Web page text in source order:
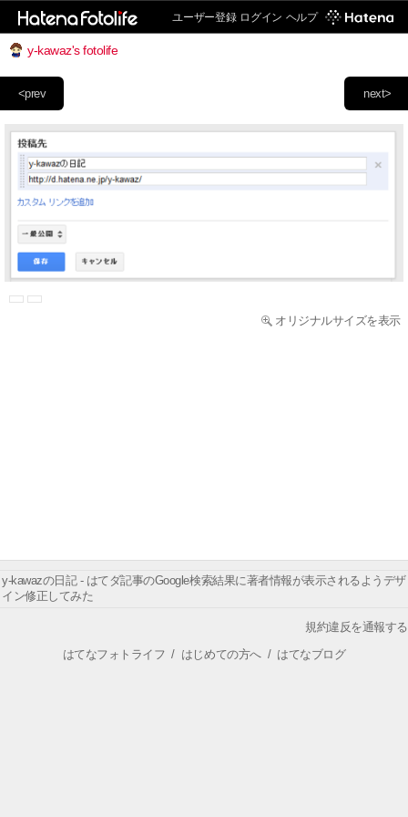
ユーザー登録 ログイン ヘルプ
y-kawaz's fotolife
next>
<prev
オリジナルサイズを表示
y-kawazの日記 - はてダ記事のGoogle検索結果に著者情報が表示されるようデザ
イン修正してみた
規約違反を通報する
はてなフォトライフ / はじめての方へ/ はてなブログ